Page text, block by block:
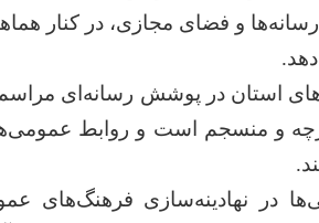
و فضای مجازی، در کنار
استان در پوشش رسانه‌ای مراسم
و منسجم است و روابط
در نهادینه‌سازی فرهنگ‌های